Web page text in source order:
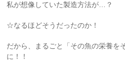
私が想像していた製造方法が…？
☆なるほどそうだったのか！
だから、まるごと「その魚の栄養を
に！！